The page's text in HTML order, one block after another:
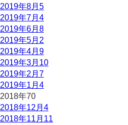
2019年8月 5
2019年7月 4
2019年6月 8
2019年5月 2
2019年4月 9
2019年3月 10
2019年2月 7
2019年1月 4
2018年70
2018年12月 4
2018年11月 11